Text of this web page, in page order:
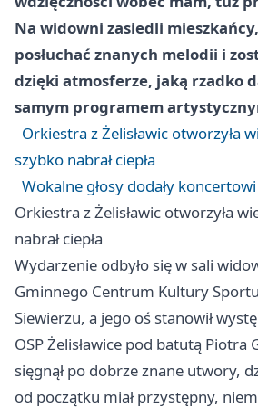
Na widowni zasiedli
posłuchać znanych melodii i
dzięki atmosferze, jaką rzadko
samym programem
Orkiestra z Żelisławic otworzyła
szybko nabrał ciepła
Wokalne głosy dodały
Orkiestra z Żelisławic otworzyła
nabrał ciepła
Wydarzenie odbyło się w sali
Gminnego Centrum Kultury
Siewierzu, a jego oś stanowił
OSP Żelisławice pod batutą Piotra
sięgnął po dobrze znane utwory,
od początku miał przystępny,